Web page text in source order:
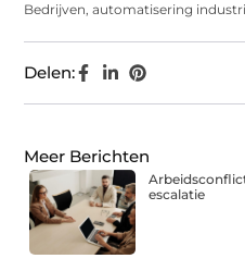
Bedrijven,automatisering
Delen:
Meer Berichten
escalatie